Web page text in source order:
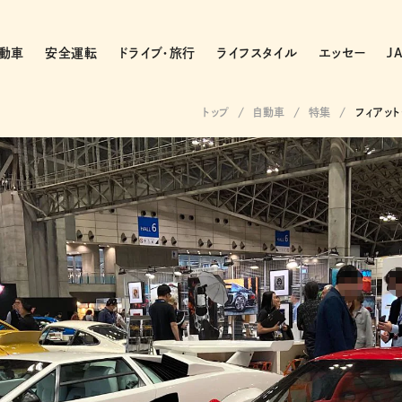
車 安全運転 ドライブ・旅行 ライフスタイル エッセー
トップ 自動車 特集